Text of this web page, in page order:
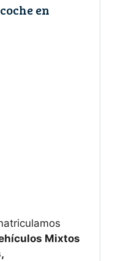
en
Mixtos